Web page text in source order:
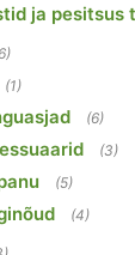
ja pesitsus
(1)
(6)
(3)
(5)
(4)